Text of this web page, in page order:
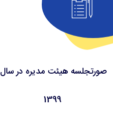
صورتجلسه هیئت مدیره در سال
1399